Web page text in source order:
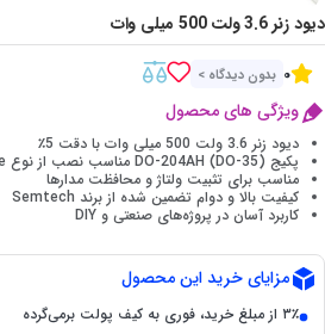
دیود زنر 3.6 ولت 500 میلی وات
0 بدون دیدگاه >
ویژگی های محصول
دیود زنر 3.6 ولت 500 میلی وات با دقت 5٪
پکیج DO-204AH (DO-35) مناسب نصب از نوع Through Hole
مناسب برای تثبیت ولتاژ و محافظت مدارها
کیفیت بالا و دوام تضمین شده از برند Semtech
کاربرد آسان در پروژه‌های صنعتی و DIY
مزایای خرید این محصول
۳٪ از مبلغ خرید، فوری به کیف پولت برمی‌گرده